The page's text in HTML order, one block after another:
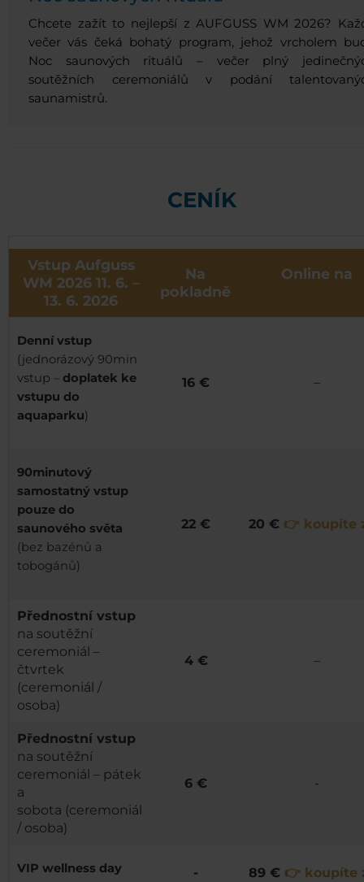
Chcete zažít to nejlepší z AUFGUSS WM 2026?
večer vás čeká bohatý program, jehož vrcholem
Noc saunových rituálů – večer plný
soutěžních ceremoniálů v podání
saunamistrů.
CENÍK
Vstup Aufguss
WM 2026 11. 6. –
13. 6. 2026
Na
pokladně
Online na
Denní vstup
(jednorázový 90min
vstup – doplatek ke
vstupu do
aquaparku)
16 € –
90minutový
samostatný vstup
pouze do
saunového světa
(bez bazénů a
tobogánů)
22 € 20 € 👉 koupíte
Přednostní vstup
na soutěžní
ceremoniál –
čtvrtek
(ceremoniál /
osoba)
4 € –
Přednostní vstup
na soutěžní
ceremoniál – pátek
a
sobota (ceremoniál
/ osoba)
6 € -
VIP wellness day - 89 € 👉 koupíte